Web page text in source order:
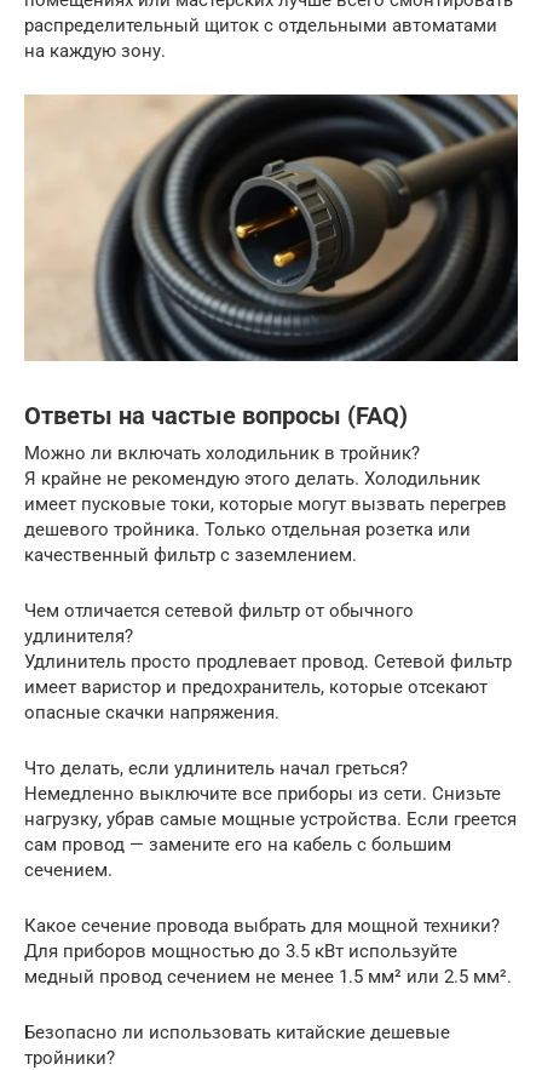
распределительный щиток с отдельными автоматами
на каждую зону.
Ответы на частые вопросы (FAQ)
Можно ли включать холодильник в тройник?
Я крайне не рекомендую этого делать. Холодильник
имеет пусковые токи, которые могут вызвать перегрев
дешевого тройника. Только отдельная розетка или
качественный фильтр с заземлением.
Чем отличается сетевой фильтр от обычного
удлинителя?
Удлинитель просто продлевает провод. Сетевой фильтр
имеет варистор и предохранитель, которые отсекают
опасные скачки напряжения.
Что делать, если удлинитель начал греться?
Немедленно выключите все приборы из сети. Снизьте
нагрузку, убрав самые мощные устройства. Если греется
сам провод — замените его на кабель с большим
сечением.
Какое сечение провода выбрать для мощной техники?
Для приборов мощностью до 3.5 кВт используйте
медный провод сечением не менее 1.5 мм² или 2.5 мм².
Безопасно ли использовать китайские дешевые
тройники?